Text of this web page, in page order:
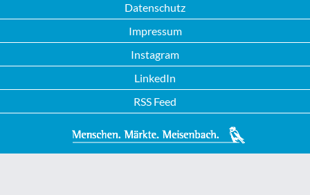
Datenschutz
Impressum
Instagram
LinkedIn
RSS Feed